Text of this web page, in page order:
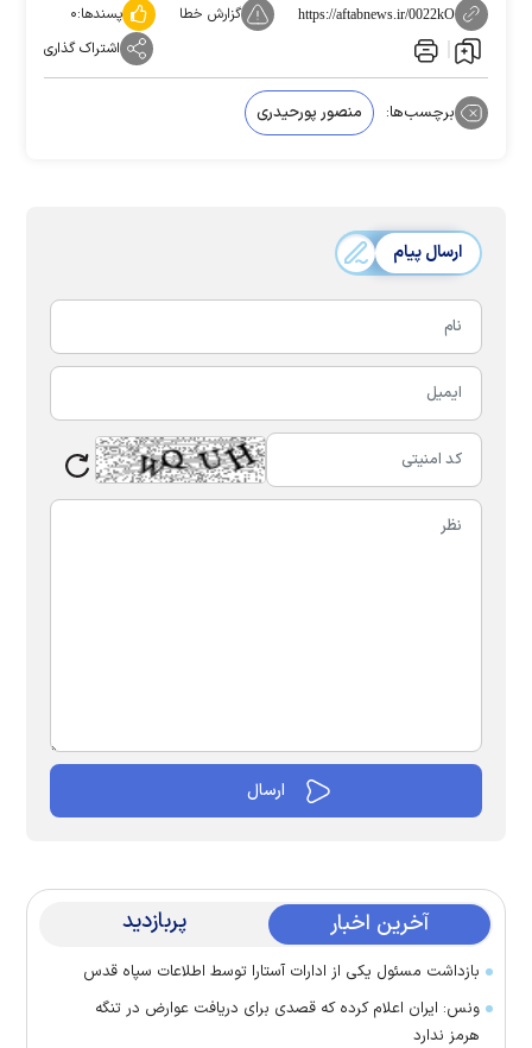
https://aftabnews.ir/0022kO گزارش خطا پسندها:۰
اشتراک گذاری
برچسب‌ها: منصور پورحیدری
ارسال پیام
آخرین اخبار پربازدید
بازداشت مسئول یکی از ادارات آستارا توسط اطلاعات سپاه قدس
ونس: ایران اعلام کرده که قصدی برای دریافت عوارض در تنگه
هرمز ندارد